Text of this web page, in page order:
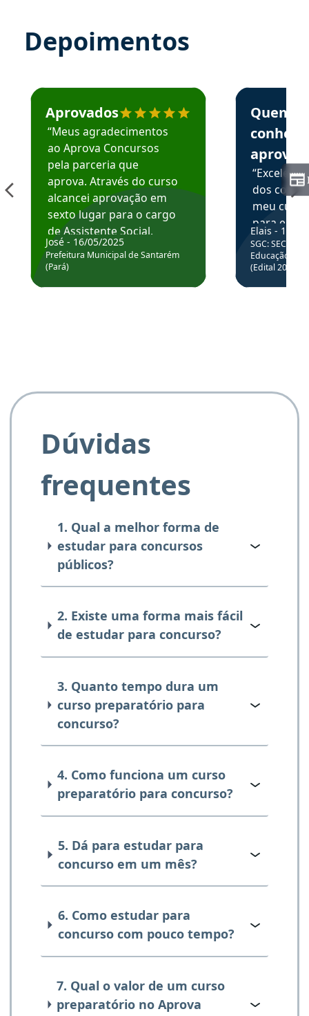
Depoimentos
Estudante José recomenda o Aprova Concursos em
Aprovados
“Meus agradecimentos
ao Aprova Concursos
pela parceria que
aprova. Através do curso
alcancei aprovação em
sexto lugar para o cargo
de Assistente Social.
Hoje estou atuando na
Prefeitura de Santarém.
José - 16/05/2025
Prefeitura Municipal de Santarém
(Pará)
Estudante
Quem
aprova
dos
meu
para
colocar
através
de
Elais - 15/
SGC: SEC BA
Educação
(Edital
Dúvidas
frequentes
1. Qual a melhor forma de
estudar para concursos
públicos?
2. Existe uma forma mais fácil
de estudar para concurso?
3. Quanto tempo dura um
curso preparatório para
concurso?
4. Como funciona um curso
preparatório para concurso?
5. Dá para estudar para
concurso em um mês?
6. Como estudar para
concurso com pouco tempo?
7. Qual o valor de um curso
preparatório no Aprova